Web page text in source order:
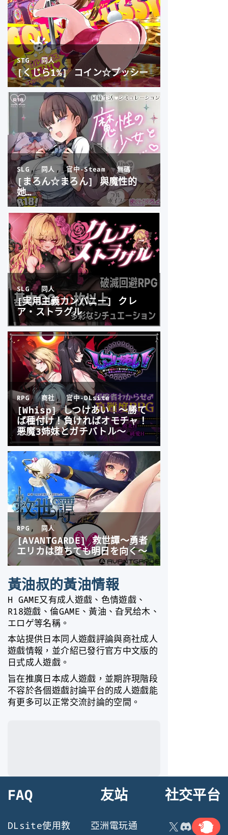
黃油叔的黃油情報
H GAME又有成人遊戲、色情遊戲、
R18遊戲、倫GAME、黃油、旮旯给木、
エロゲ等名稱。
本站提供日本同人遊戲評論與商社成人
遊戲情報，並介紹已發行官方中文版的
日式成人遊戲。
旨在推廣日本成人遊戲，並期許現階段
不容於各個遊戲討論平台的成人遊戲能
有更多可以正常交流討論的空間。
FAQ
DLsite使用教
友站
亞洲電玩通
社交平台
X Discord
連結